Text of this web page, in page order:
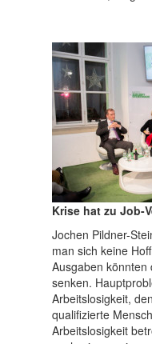
Krise hat zu Job-
Jochen Pildner-
man sich keine
Ausgaben könnten
senken.
Arbeitslosigkeit,
qualifizierte
Arbeitslosigkeit